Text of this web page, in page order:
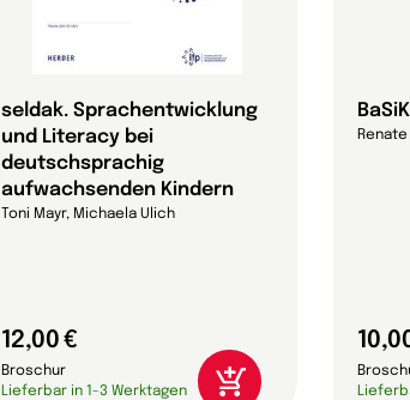
seldak. Sprachentwicklung
und Literacy bei
deutschsprachig
aufwachsenden Kindern
Toni Mayr, Michaela Ulich
12,00 €
Broschur
Lieferbar in 1-3 Werktagen